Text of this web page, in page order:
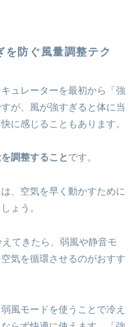
を防ぐ風量調整テク
ュレーターを最初から「強
が、風が強すぎると体に当
に感じることもあります。
調整することです。
、空気を早く動かすために
ょう。
てきたら、弱風や静音モ
気を循環させるのがおすす
風モードを使うことで冷え